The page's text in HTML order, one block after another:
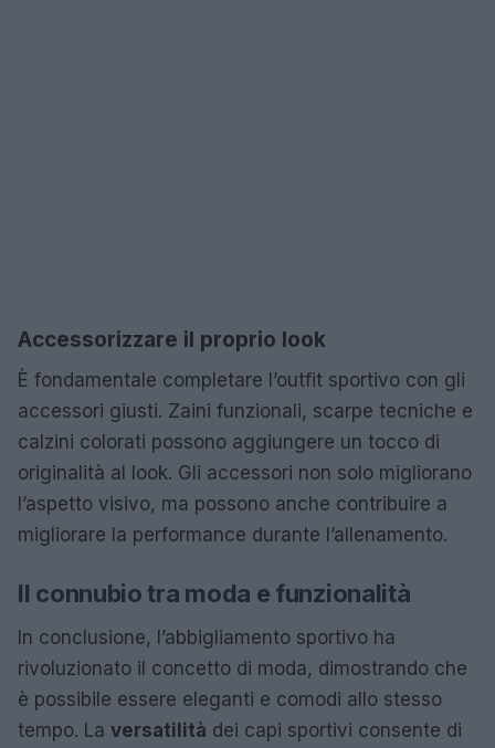
Accessorizzare il proprio look
È fondamentale completare l’outfit sportivo con gli
accessori giusti. Zaini funzionali, scarpe tecniche e
calzini colorati possono aggiungere un tocco di
originalità al look. Gli accessori non solo migliorano
l’aspetto visivo, ma possono anche contribuire a
migliorare la performance durante l’allenamento.
Il connubio tra moda e funzionalità
In conclusione, l’abbigliamento sportivo ha
rivoluzionato il concetto di moda, dimostrando che
è possibile essere eleganti e comodi allo stesso
tempo. La versatilità dei capi sportivi consente di